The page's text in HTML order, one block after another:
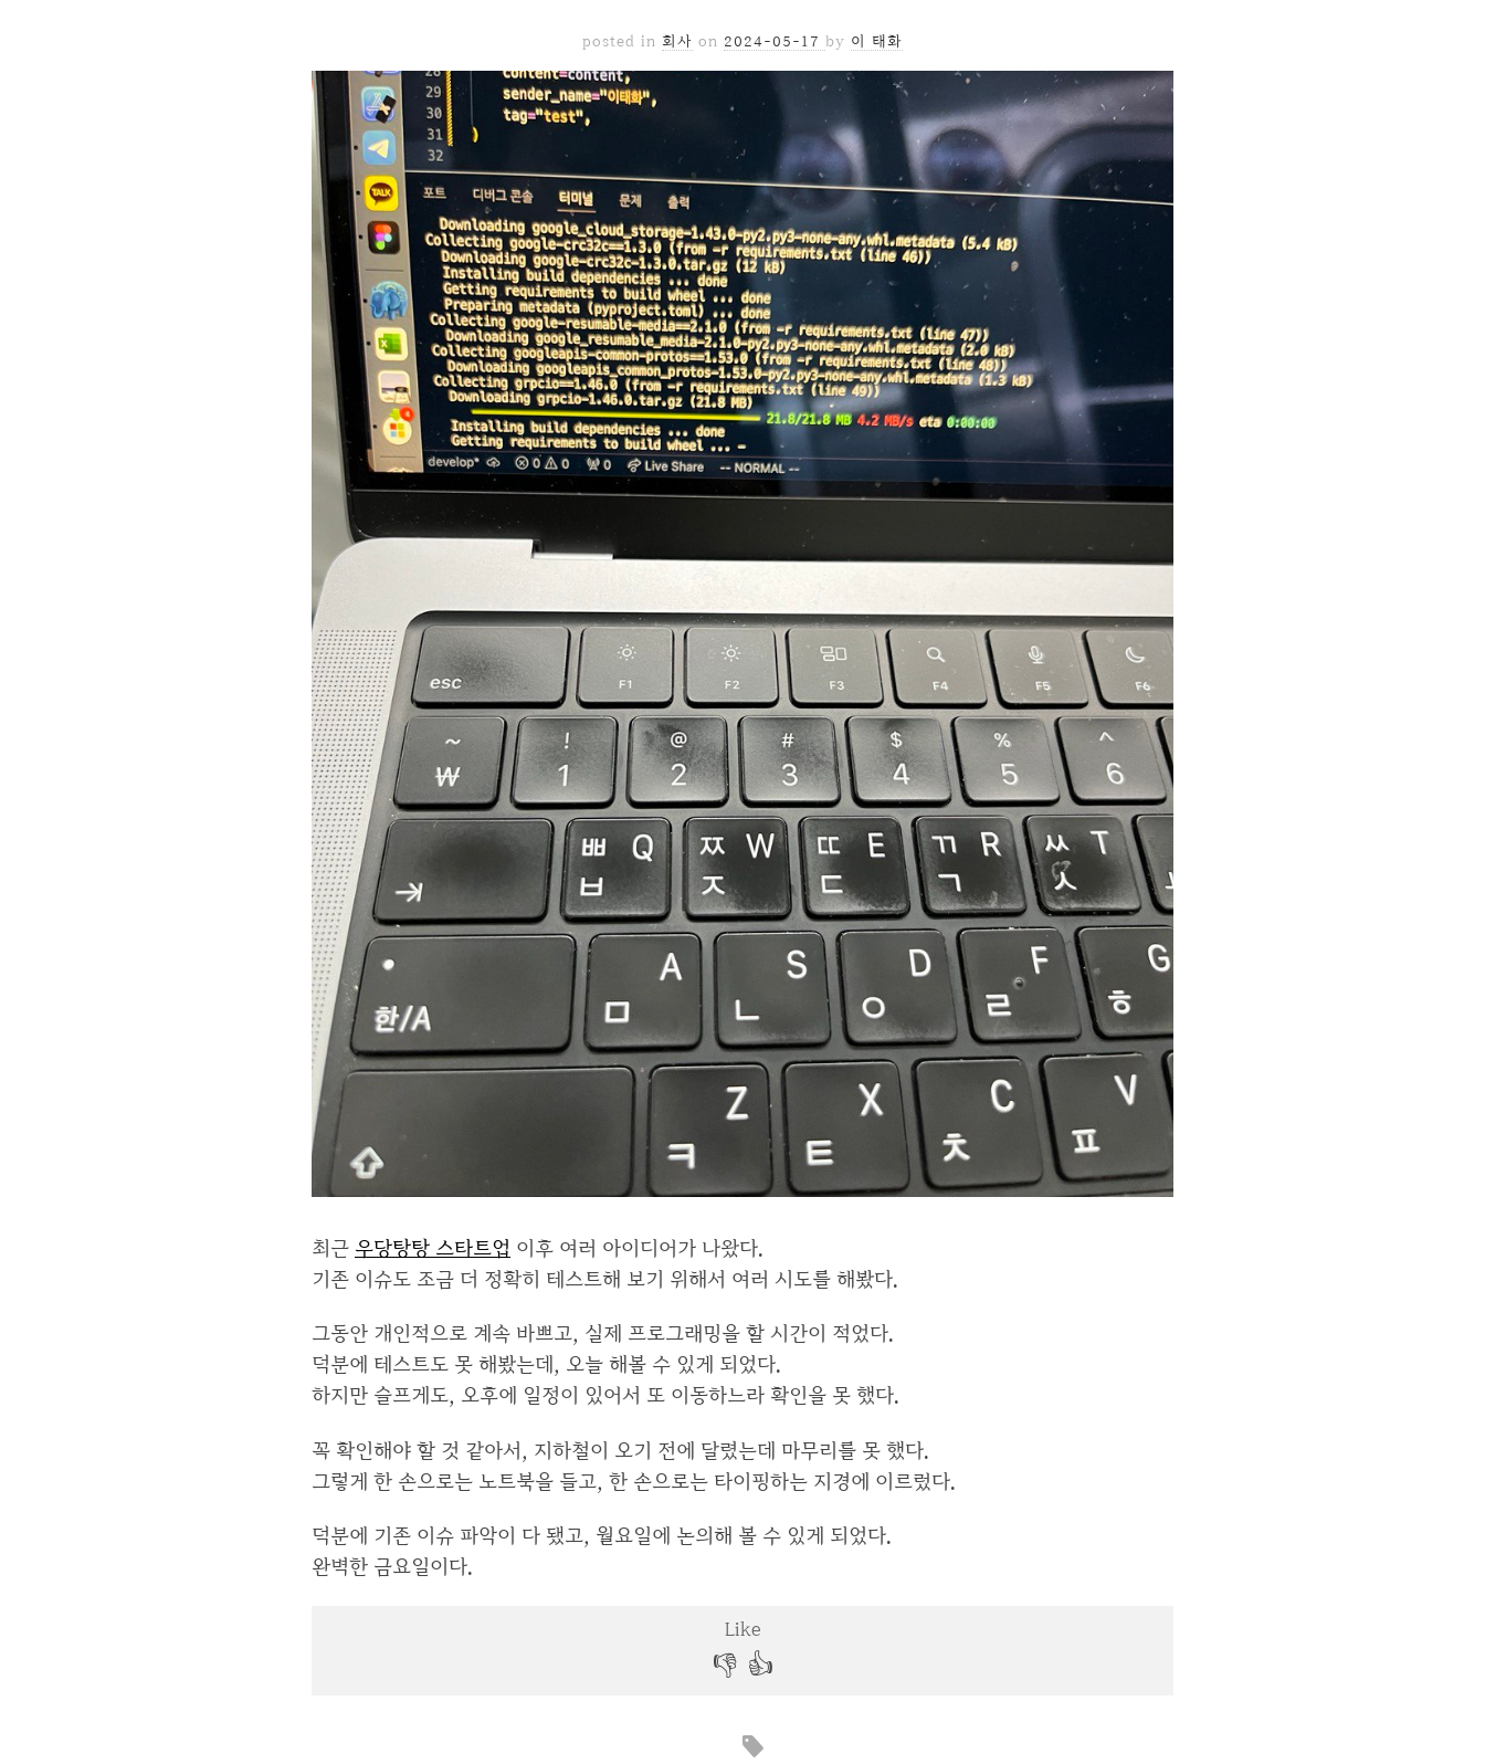
posted in 회사 on 2024-05-17 by 이 태화
최근 우당탕탕 스타트업 이후 여러 아이디어가 나왔다.
기존 이슈도 조금 더 정확히 테스트해 보기 위해서 여러 시도를 해봤다.
그동안 개인적으로 계속 바쁘고, 실제 프로그래밍을 할 시간이 적었다.
덕분에 테스트도 못 해봤는데, 오늘 해볼 수 있게 되었다.
하지만 슬프게도, 오후에 일정이 있어서 또 이동하느라 확인을 못 했다.
꼭 확인해야 할 것 같아서, 지하철이 오기 전에 달렸는데 마무리를 못 했다.
그렇게 한 손으로는 노트북을 들고, 한 손으로는 타이핑하는 지경에 이르렀다.
덕분에 기존 이슈 파악이 다 됐고, 월요일에 논의해 볼 수 있게 되었다.
완벽한 금요일이다.